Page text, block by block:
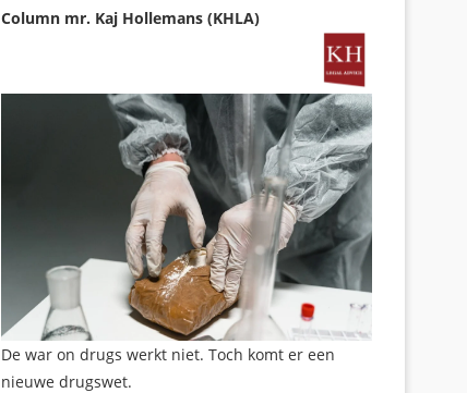
Column mr. Kaj Hollemans (KHLA)
De war on drugs werkt niet. Toch komt er een
nieuwe drugswet.